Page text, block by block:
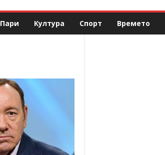
Пари Култура Спорт Времето